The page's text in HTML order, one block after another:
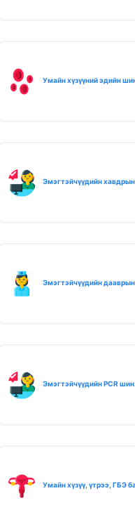
Умайн хүзүүний эдийн
Эмэгтэйчүүдийн
Эмэгтэйчүүдийн
Эмэгтэйчүүдийн PCR
Умайн хүзүү, үтрээ, ГБЭ